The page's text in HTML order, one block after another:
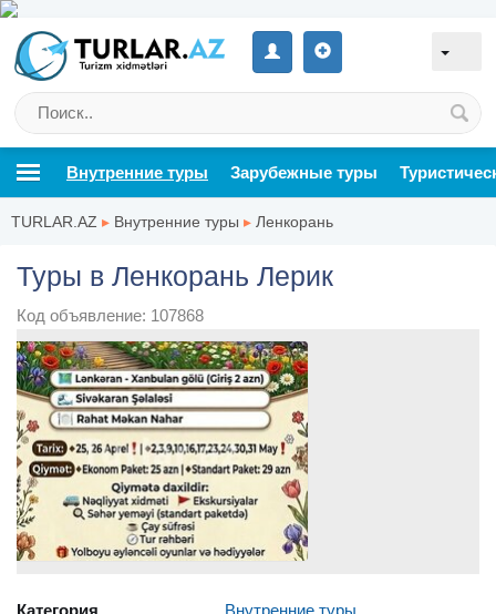
Внутренние туры Зарубежные туры
TURLAR.AZ ▸ Внутренние туры ▸ Ленкорань
Туры в Ленкорань Лерик
Код объявление: 107868
Категория
Внутренние туры